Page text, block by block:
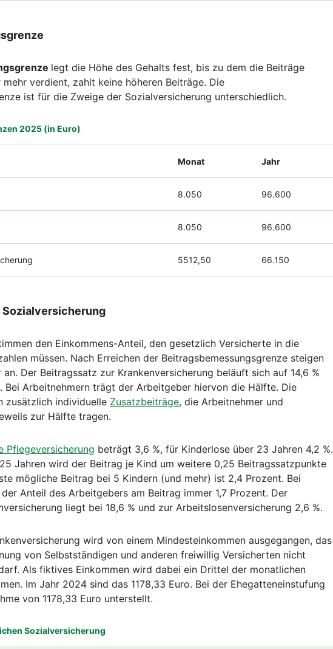
legt die Höhe des Gehalts fest, bis zu dem die Beiträge
verdient, zahlt keine höheren Beiträge. Die
ist für die Zweige der Sozialversicherung unterschiedlich.
2025 (in Euro)
Monat Jahr
8.050 96.600
8.050 96.600
5512,50 66.150
den Einkommens-Anteil, den gesetzlich Versicherte in die
müssen. Nach Erreichen der Beitragsbemessungsgrenze steigen
Der Beitragssatz zur Krankenversicherung beläuft sich auf 14,6 %
Bei Arbeitnehmern trägt der Arbeitgeber hiervon die Hälfte. Die
zusätzlich individuelle Zusatzbeiträge, die Arbeitnehmer und
zur Hälfte tragen.
Pflegeversicherung beträgt 3,6 %, für Kinderlose über 23 Jahren 4,2 %.
Jahren wird der Beitrag je Kind um weitere 0,25 Beitragssatzpunkte
mögliche Beitrag bei 5 Kindern (und mehr) ist 2,4 Prozent. Bei
Anteil des Arbeitgebers am Beitrag immer 1,7 Prozent. Der
liegt bei 18,6 % und zur Arbeitslosenversicherung 2,6 %.
wird von einem Mindesteinkommen ausgegangen, das
von Selbstständigen und anderen freiwillig Versicherten nicht
Als fiktives Einkommen wird dabei ein Drittel der monatlichen
Im Jahr 2024 sind das 1178,33 Euro. Bei der Ehegatteneinstufung
von 1178,33 Euro unterstellt.
Sozialversicherung